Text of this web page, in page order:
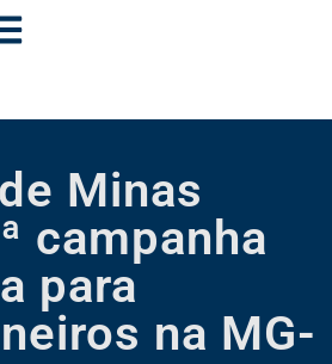
Minas
campanha
para
na MG-